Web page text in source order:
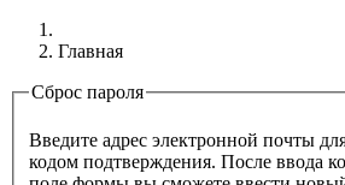
Главная
Сброс пароля
Введите адрес электронной почты
кодом подтверждения. После ввода